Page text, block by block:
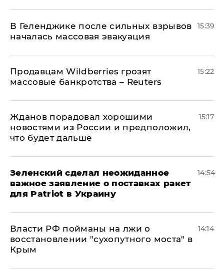
В Геленджике после сильных взрывов
началась массовая эвакуация
15:39
Продавцам Wildberries грозят
массовые банкротства – Reuters
15:22
Жданов порадовал хорошими
новостями из России и предположил,
что будет дальше
15:17
Зеленский сделал неожиданное
важное заявление о поставках ракет
для Patriot в Украину
14:54
Власти РФ пойманы на лжи о
восстановлении "сухопутного моста" в
Крым
14:14